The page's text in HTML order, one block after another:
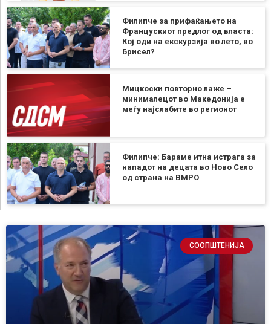
Филипче за прифаќањето на
Францускиот предлог од власта:
Кој оди на екскурзија во лето, во
Брисел?
Мицкоски повторно лаже –
минималецот во Македонија е
меѓу најслабите во регионот
Филипче: Бараме итна истрага за
нападот на децата во Ново Село
од страна на ВМРО
СООПШТЕНИЈА